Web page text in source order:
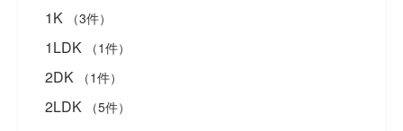
1K （3件）
1LDK （1件）
2DK （1件）
2LDK （5件）